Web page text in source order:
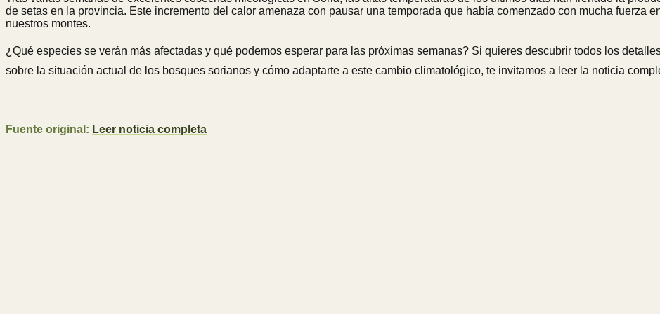
de setas en la provincia. Este incremento del calor amenaza con pausar una temporada que había comenzado con mucha fuerza
nuestros montes.
¿Qué especies se verán más afectadas y qué podemos esperar para las próximas semanas? Si quieres descubrir todos los
sobre la situación actual de los bosques sorianos y cómo adaptarte a este cambio climatológico, te invitamos a leer la noticia
Fuente original: Leer noticia completa